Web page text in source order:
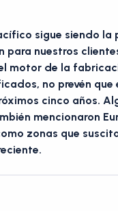
sigue siendo la
para nuestros
motor de la
no prevén que
cinco años.
mencionaron
zonas que